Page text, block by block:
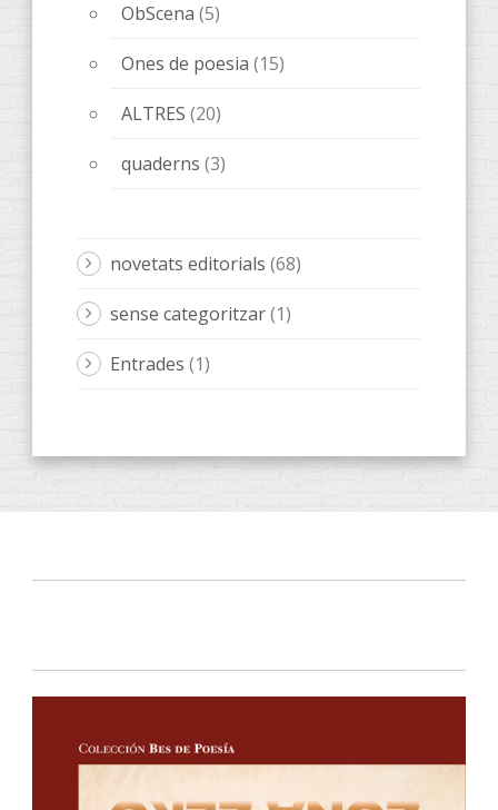
ObScena (5)
Ones de poesia (15)
ALTRES (20)
quaderns (3)
novetats editorials (68)
sense categoritzar(1)
Entrades (1)